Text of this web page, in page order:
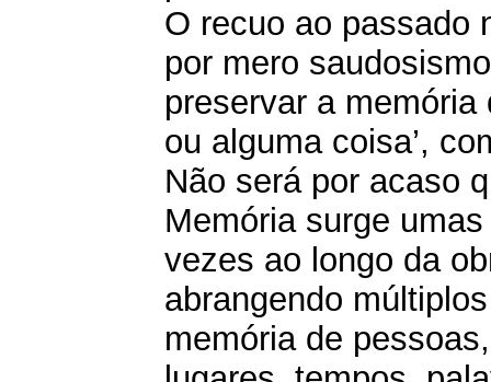
O recuo ao passado
por mero
preservar a memória
ou alguma coisa’,
Não será por acaso
Memória surge
vezes ao longo da
abrangendo
memória de